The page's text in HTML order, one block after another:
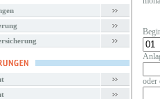
oder